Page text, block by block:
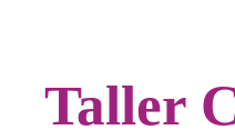
Taller